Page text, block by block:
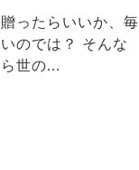
ったらいいか、毎
のでは？ そんな
世の...